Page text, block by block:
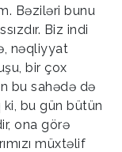
Bəziləri bunu
Biz indi
nəqliyyat
bir çox
bu sahədə də
bu gün bütün
ona görə
müxtəlif